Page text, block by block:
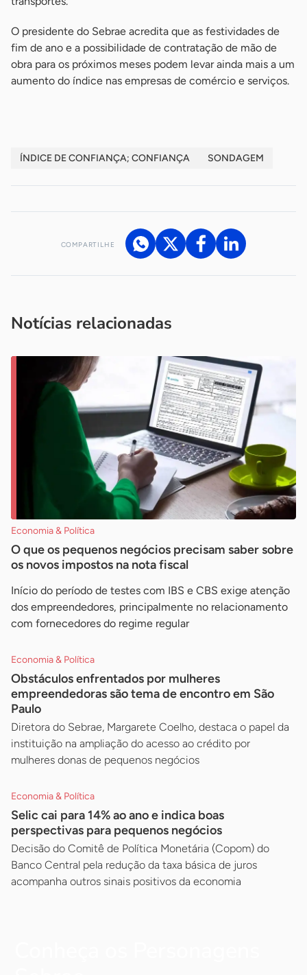
O presidente do Sebrae acredita que as festividades de
fim de ano e a possibilidade de contratação de mão de
obra para os próximos meses podem levar ainda mais a um
aumento do índice nas empresas de comércio e serviços.
ÍNDICE DE CONFIANÇA; CONFIANÇA SONDAGEM
COMPARTILHE
Notícias relacionadas
Economia & Política
O que os pequenos negócios precisam saber sobre
os novos impostos na nota fiscal
Início do período de testes com IBS e CBS exige atenção
dos empreendedores, principalmente no relacionamento
com fornecedores do regime regular
Economia & Política
Obstáculos enfrentados por mulheres
empreendedoras são tema de encontro em São
Paulo
Diretora do Sebrae, Margarete Coelho, destaca o papel da
instituição na ampliação do acesso ao crédito por
mulheres donas de pequenos negócios
Economia & Política
Selic cai para 14% ao ano e indica boas
perspectivas para pequenos negócios
Decisão do Comitê de Política Monetária (Copom) do
Banco Central pela redução da taxa básica de juros
acompanha outros sinais positivos da economia